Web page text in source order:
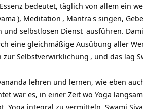
bedeutet, täglich von allem ein
), Meditation , Mantra s singen,
und selbstlosen Dienst ausführen.
eine gleichmäßige Ausübung aller
zurSelbstverwirklichung , und das lag
lehren und lernen, wie eben
war es, in einer Zeit wo Yoga